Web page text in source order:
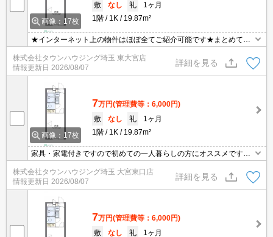
画像：17枚
敷
なし 礼
1ヶ月
1階
1K 19.87m²
★インターネット上の物件はほぼ全てご紹介可能です★まとめてご
紹介致します★お部屋探しは情報量地域No１の★タウンハウジング
東大宮店まで★
株式会社タウンハウジング埼玉 東大宮店
情報更新日 2026/08/07
詳細を見る
画像：17枚
7万円(管理費等：6,000円)
敷
なし 礼
1ヶ月
1階
1K 19.87m²
家具・家電付きですので初めての一人暮らしの方にオススメです。
ご契約金のクレジット決済可！賃貸のお部屋探しはタウンハウジン
グへ
株式会社タウンハウジング埼玉 大宮東口店
情報更新日 2026/08/07
詳細を見る
7万円(管理費等：6,000円)
敷
なし 礼
1ヶ月